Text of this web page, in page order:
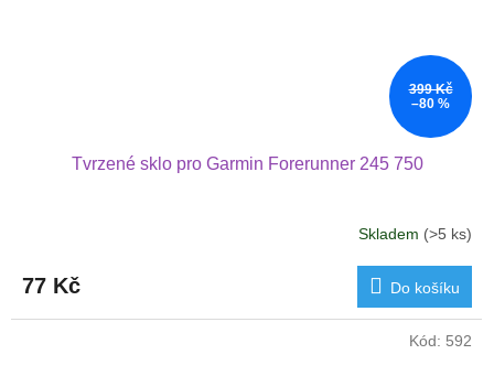
399 Kč
–80 %
Tvrzené sklo pro Garmin Forerunner 245 750
Skladem (>5 ks)
77 Kč Do košíku
Kód: 592